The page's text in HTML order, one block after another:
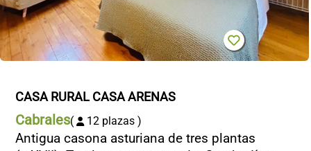
CASA RURAL CASA ARENAS
Cabrales( 12 plazas )
Antigua casona asturiana de tres plantas